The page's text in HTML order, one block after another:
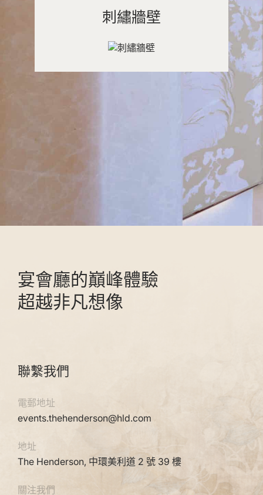
刺繡牆壁
宴會廳的巔峰體驗
超越非凡想像
聯繫我們
電郵地址
events.thehenderson@hld.com
地址
The Henderson, 中環美利道 2 號 39 樓
關注我們